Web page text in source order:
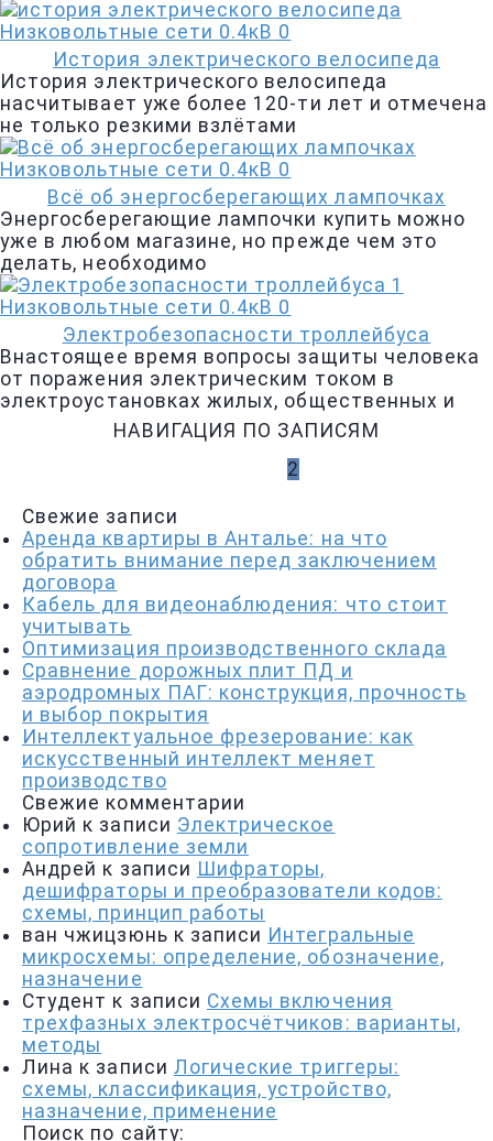
Низковольтные сети 0.4кВ 0
История электрического велосипеда
История электрического велосипеда
насчитывает уже более 120-ти лет и отмечена
не только резкими взлётами
Низковольтные сети 0.4кВ 0
Всё об энергосберегающих лампочках
Энергосберегающие лампочки купить можно
уже в любом магазине, но прежде чем это
делать, необходимо
Низковольтные сети 0.4кВ 0
Электробезопасности троллейбуса
Внастоящее время вопросы защиты человека
от поражения электрическим током в
электроустановках жилых, общественных и
НАВИГАЦИЯ ПО ЗАПИСЯМ
2
Свежие записи
Аренда квартиры в Анталье: на что
обратить внимание перед заключением
договора
Кабель для видеонаблюдения: что стоит
учитывать
Оптимизация производственного склада
Сравнение дорожных плит ПД и
аэродромных ПАГ: конструкция, прочность
и выбор покрытия
Интеллектуальное фрезерование: как
искусственный интеллект меняет
производство
Свежие комментарии
Юрий к записи Электрическое
сопротивление земли
Андрей к записи Шифраторы,
дешифраторы и преобразователи кодов:
схемы, принцип работы
ван чжицзюнь к записи Интегральные
микросхемы: определение, обозначение,
назначение
Студент к записи Схемы включения
трехфазных электросчётчиков: варианты,
методы
Лина к записи Логические триггеры:
схемы, классификация, устройство,
назначение, применение
Поиск по сайту: